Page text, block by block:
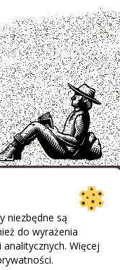
niezbędne są
do wyrażenia
Więcej
.
|Pliki Cookies